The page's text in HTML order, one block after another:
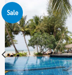
Sale